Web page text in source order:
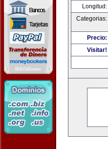
Longitud:
Categorias:
Precio:
Visitar!